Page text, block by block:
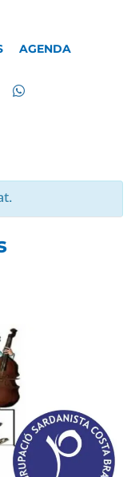
AGENDA